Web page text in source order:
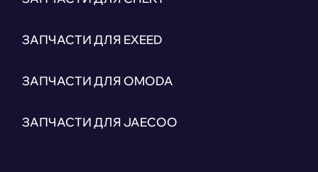
ЗАПЧАСТИ ДЛЯ EXEED
ЗАПЧАСТИ ДЛЯ OMODA
ЗАПЧАСТИ ДЛЯ JAECOO